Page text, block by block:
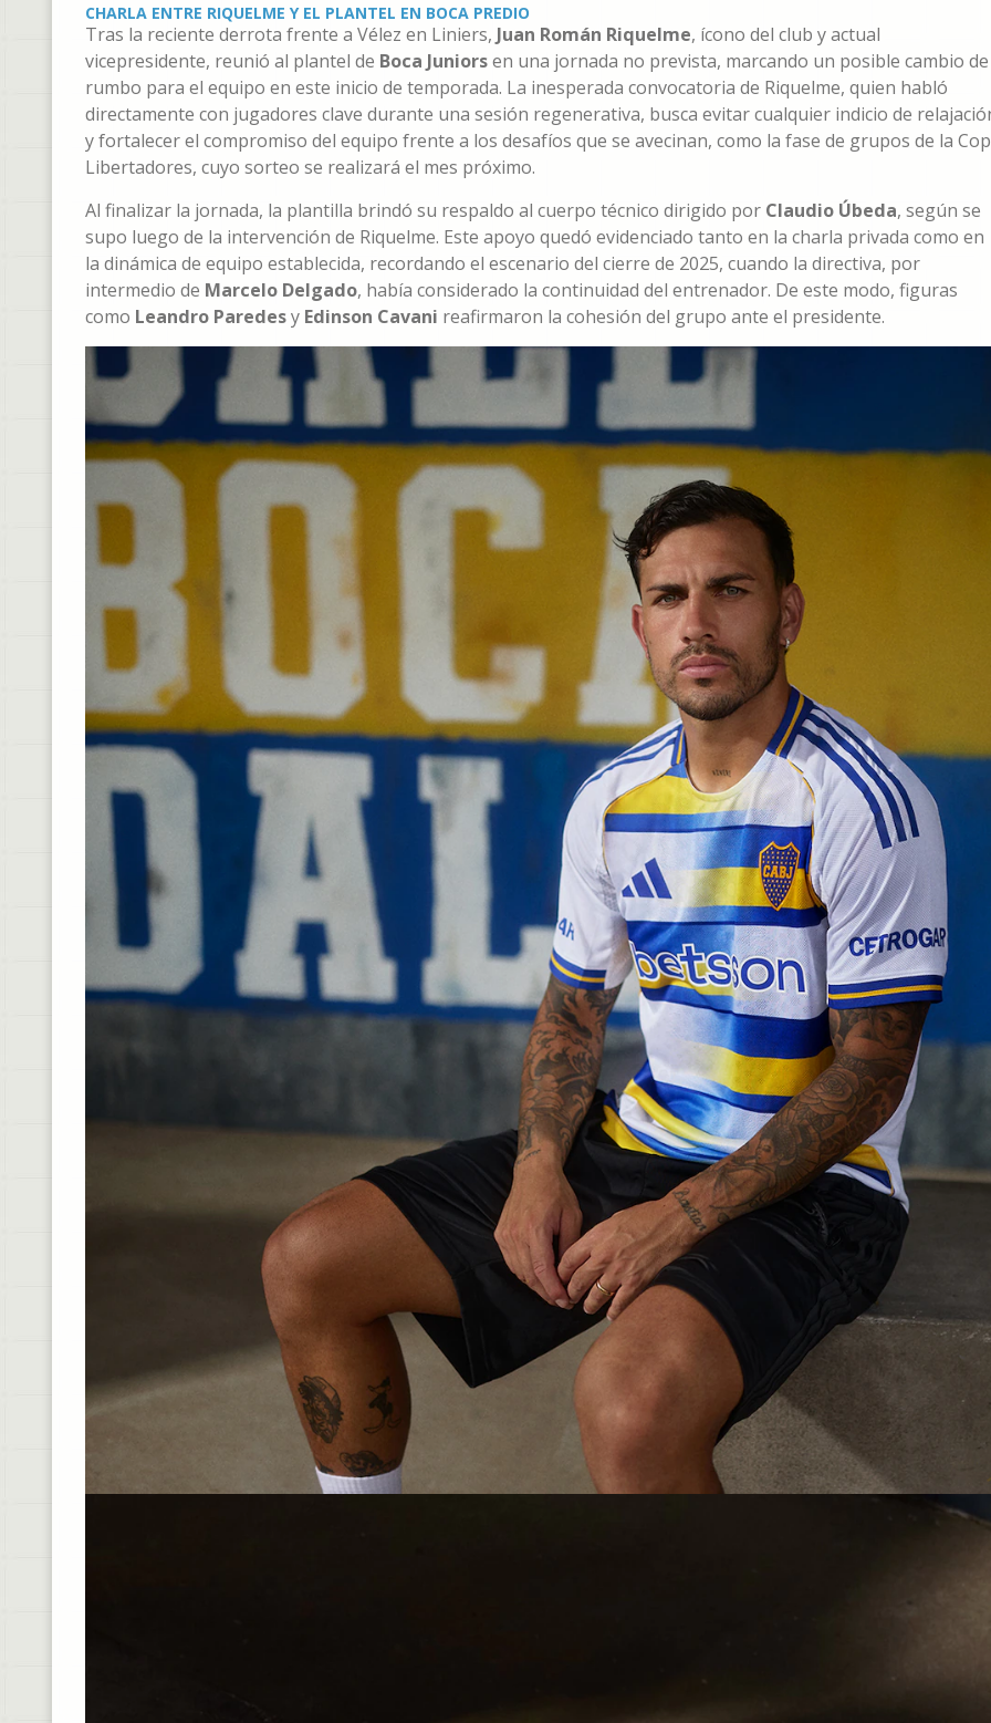
CHARLA ENTRE RIQUELME Y EL PLANTEL EN BOCA PREDIO
Tras la reciente derrota frente a Vélez en Liniers, Juan Román Riquelme, ícono del club y actual
vicepresidente, reunió al plantel de Boca Juniorsen una jornada no prevista, marcando un posible cambio de
rumbo para el equipo en este inicio de temporada. La inesperada convocatoria de Riquelme, quien habló
directamente con jugadores clave durante una sesión regenerativa, busca evitar cualquier indicio de
y fortalecer el compromiso del equipo frente a los desafíos que se avecinan, como la fase de grupos de la
Libertadores, cuyo sorteo se realizará el mes próximo.
Al finalizar la jornada, la plantilla brindó su respaldo al cuerpo técnico dirigido por Claudio Úbeda, según se
supo luego de la intervención de Riquelme. Este apoyo quedó evidenciado tanto en la charla privada como en
la dinámica de equipo establecida, recordando el escenario del cierre de 2025, cuando la directiva, por
intermedio de Marcelo Delgado, había considerado la continuidad del entrenador. De este modo, figuras
como Leandro Paredesy Edinson Cavani reafirmaron la cohesión del grupo ante el presidente.